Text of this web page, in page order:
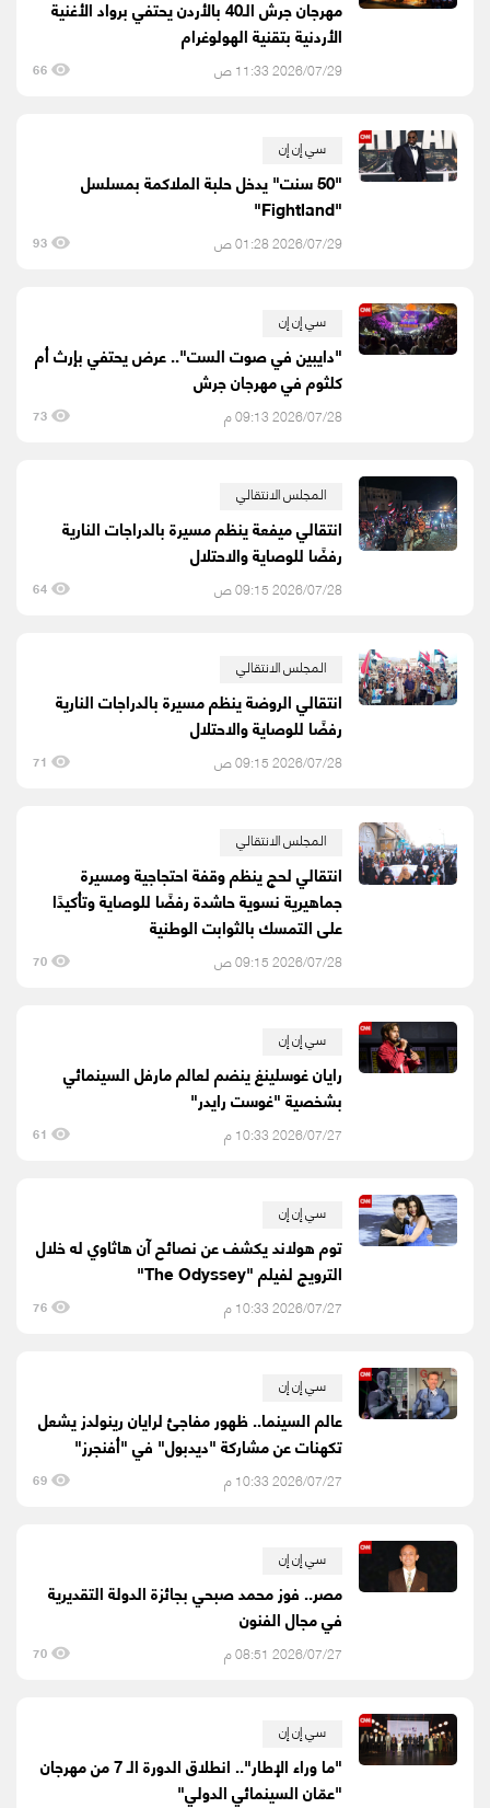
مهرجان جرش الـ40 بالأردن يحتفي برواد الأغنية
الأردنية بتقنية الهولوغرام
2026/07/29 11:33 ص 66
سي إن إن
"50 سنت" يدخل حلبة الملاكمة بمسلسل
"Fightland"
2026/07/29 01:28 ص 93
سي إن إن
"دايبين في صوت الست".. عرض يحتفي بإرث أم
كلثوم في مهرجان جرش
2026/07/28 09:13 م 73
المجلس الانتقالي
انتقالي ميفعة ينظم مسيرة بالدراجات النارية
رفضًا للوصاية والاحتلال
2026/07/28 09:15 ص 64
المجلس الانتقالي
انتقالي الروضة ينظم مسيرة بالدراجات النارية
رفضًا للوصاية والاحتلال
2026/07/28 09:15 ص 71
المجلس الانتقالي
انتقالي لحج ينظم وقفة احتجاجية ومسيرة
جماهيرية نسوية حاشدة رفضًا للوصاية وتأكيدًا
على التمسك بالثوابت الوطنية
2026/07/28 09:15 ص 70
سي إن إن
رايان غوسلينغ ينضم لعالم مارفل السينمائي
بشخصية "غوست رايدر"
2026/07/27 10:33 م 61
سي إن إن
توم هولاند يكشف عن نصائح آن هاثاوي له خلال
الترويج لفيلم "The Odyssey"
2026/07/27 10:33 م 76
سي إن إن
عالم السينما.. ظهور مفاجئ لرايان رينولدز يشعل
تكهنات عن مشاركة "ديدبول" في "أفنجرز"
2026/07/27 10:33 م 69
سي إن إن
مصر.. فوز محمد صبحي بجائزة الدولة التقديرية
في مجال الفنون
2026/07/27 08:51 م 70
سي إن إن
"ما وراء الإطار".. انطلاق الدورة الـ 7 من مهرجان
"عمّان السينمائي الدولي"